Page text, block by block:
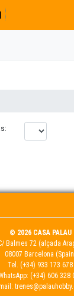
© 2026 CASA PALAU
Balmes 72 (alçada
08007 Barcelona
Tel. (+34) 933 173 678
(+34) 606 328